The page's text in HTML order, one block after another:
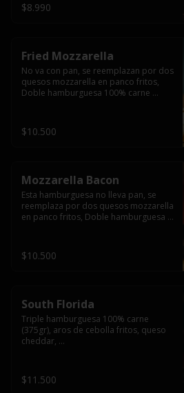
$8.990
Fried Mozzarella
No va con pan, se reemplazan por dos
quesos mozzarella en panco fritos,
Doble hamburguesa 100% carne
$10.500
Mozzarella Bacon
Esta hamburguesa no lleva pan, se
reemplaza por dos quesos mozzarella
en panco fritos, Doble hamburguesa
salsa BBQ acompañado de papas
fritas.
$10.500
South Florida
Triple hamburguesa 100% carne
(375gr), aros de cebolla fritos, queso
cheddar,
$11.500